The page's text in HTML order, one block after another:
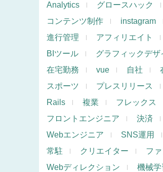
Analytics
グロースハック
コンテンツ制作
instagram
進行管理
アフィリエイト
BIツール
グラフィックデザ
在宅勤務
vue 自社
スポーツ
プレスリリース
Rails
複業 フレックス
フロントエンジニア
決済
Webエンジニア
SNS運用
常駐
クリエイター フ
Webディレクション
機械